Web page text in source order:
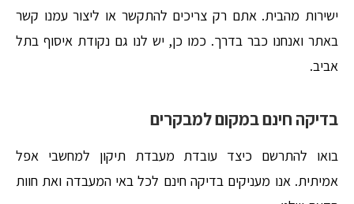
ישירות מהבית. אתם רק צריכים להתקשר או ליצור עמנו קשר
באתר ואנחנו כבר בדרך. כמו כן, יש לנו גם נקודת איסוף בתל
אביב.
בדיקה חינם במקום למבקרים
בואו להתרשם כיצד עובדת מעבדת תיקון למחשבי אפל
אמיתית. אנו מעניקים בדיקה חינם לכל באי המעבדה ואת חוות